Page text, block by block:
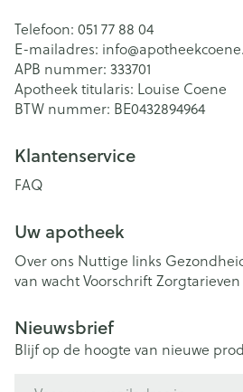
Telefoon: 051 77 88 04
E-mailadres: info@
APB nummer: 333701
Apotheek titularis: Louise Coene
BTW nummer: BE0432894964
Klantenservice
FAQ
Uw apotheek
Over ons Nuttige links
van wachtVoorschriftZorgtarieven
Nieuwsbrief
Blijf op de hoogte van nieuwe